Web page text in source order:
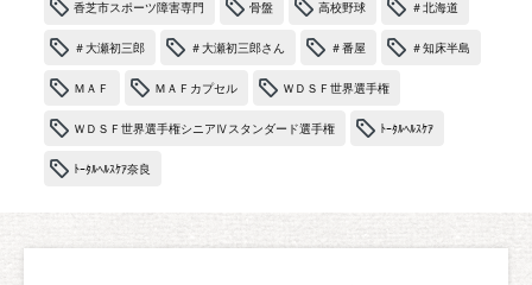
香芝市スポーツ障害専門 骨盤 高校野球 ＃北海道
＃大瀬初三郎 ＃大瀬初三郎さん ＃番屋 ＃知床半島
ＭＡＦ ＭＡＦカプセル ＷＤＳＦ世界選手権
ＷＤＳＦ世界選手権シニアⅣスタンダード選手権 ﾄｰﾀﾙﾍﾙｽｹｱ
ﾄｰﾀﾙﾍﾙｽｹｱ奈良